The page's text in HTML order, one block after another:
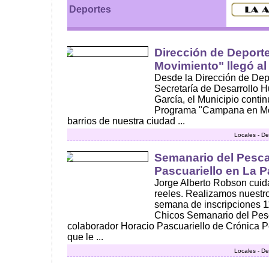
Deportes
Dirección de
Movimiento" llegó
Desde la Dirección de
Secretaría de Desarrollo
García, el Municipio
Programa "Campana en
barrios de nuestra ciudad ...
Locales -
Semanario del
Pascuariello en La
Jorge Alberto Robson
reeles. Realizamos
semana de inscripciones
Chicos Semanario del
colaborador Horacio Pascuariello de Crónica
que le ...
Locales -